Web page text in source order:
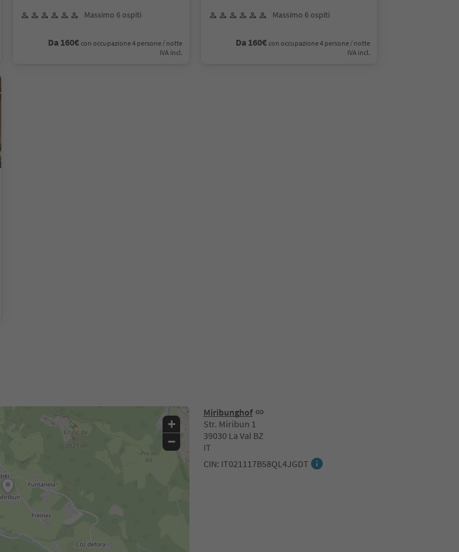
Massimo 6 ospiti
Da 160€ con occupazione 4 persone / notte
IVA incl.
Massimo 6 ospiti
Da 160€ con occupazione 4 persone / notte
IVA incl.
Miribunghof
Str. Miribun 1
39030 La Val BZ
IT
CIN: IT021117B58QL4JGDT
+
−